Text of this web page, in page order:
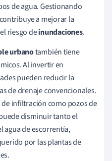
de agua. Gestionando
a mejorar la
riesgo deinundaciones.
urbanotambién tiene
Al invertir en
pueden reducir la
de drenaje convencionales.
infiltración como pozos de
disminuir tanto el
agua de escorrentía,
por las plantas de